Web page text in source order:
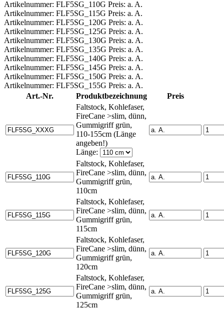
Artikelnummer: FLF5SG_110G Preis: a. A.
Artikelnummer: FLF5SG_115G Preis: a. A.
Artikelnummer: FLF5SG_120G Preis: a. A.
Artikelnummer: FLF5SG_125G Preis: a. A.
Artikelnummer: FLF5SG_130G Preis: a. A.
Artikelnummer: FLF5SG_135G Preis: a. A.
Artikelnummer: FLF5SG_140G Preis: a. A.
Artikelnummer: FLF5SG_145G Preis: a. A.
Artikelnummer: FLF5SG_150G Preis: a. A.
Artikelnummer: FLF5SG_155G Preis: a. A.
Art.-Nr.
Produktbezeichnung
Preis
Faltstock, Kohlefaser,
FireCane >slim, dünn,
Gummigriff grün,
110-155cm (Länge
angeben!)
Länge:
Faltstock, Kohlefaser,
FireCane >slim, dünn,
Gummigriff grün,
110cm
Faltstock, Kohlefaser,
FireCane >slim, dünn,
Gummigriff grün,
115cm
Faltstock, Kohlefaser,
FireCane >slim, dünn,
Gummigriff grün,
120cm
Faltstock, Kohlefaser,
FireCane >slim, dünn,
Gummigriff grün,
125cm